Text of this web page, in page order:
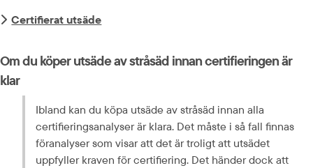
Certifierat utsäde
Om du köper utsäde av stråsäd innan certifieringen är
klar
Ibland kan du köpa utsäde av stråsäd innan alla
certifieringsanalyser är klara. Det måste i så fall finnas
föranalyser som visar att det är troligt att utsädet
uppfyller kraven för certifiering. Det händer dock att